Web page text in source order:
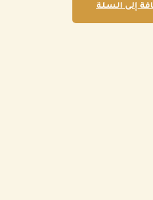
إلى السلة